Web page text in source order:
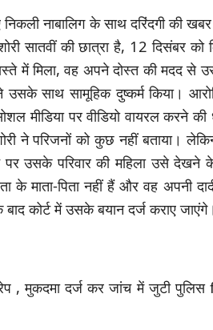
नाबालिग के साथ दरिंदगी की
सातवीं की छात्रा है, 12 दिसंबर
में मिला, वह अपने दोस्त की मदद से
साथ सामूहिक दुष्कर्म किया।
मीडिया पर वीडियो वायरल करने
ने परिजनों को कुछ नहीं बताया।
पर उसके परिवार की महिला उसे
के माता-पिता नहीं हैं और वह अपनी
कोर्ट में उसके बयान दर्ज कराए जाएंगे।
, मुकदमा दर्ज कर जांच में जुटी